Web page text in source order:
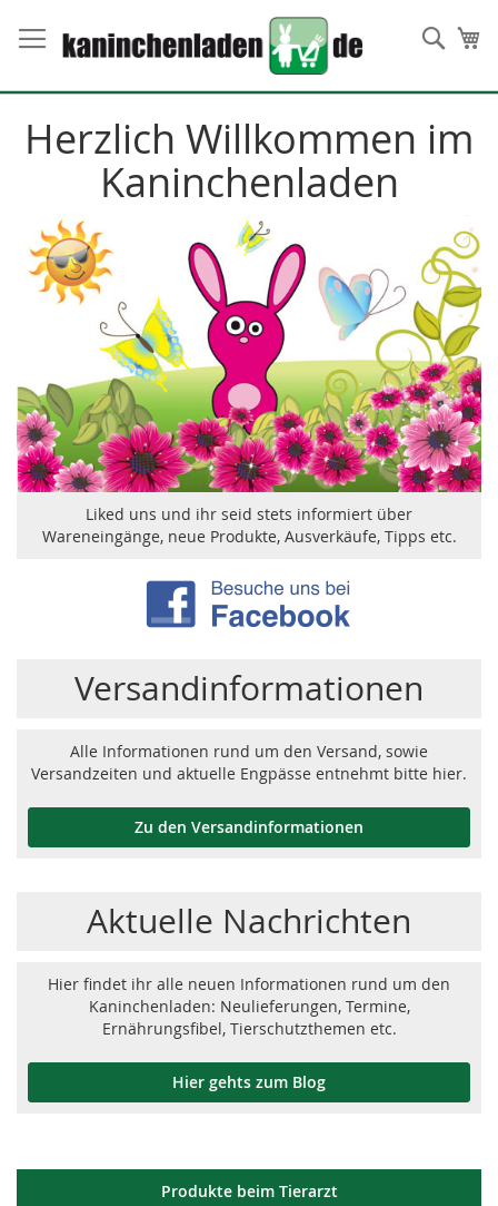
zum
Inhalt
Herzlich Willkommen im
Kaninchenladen
Liked uns und ihr seid stets informiert über
Wareneingänge, neue Produkte, Ausverkäufe, Tipps etc.
Versandinformationen
Alle Informationen rund um den Versand, sowie
Versandzeiten und aktuelle Engpässe entnehmt bitte hier.
Zu den Versandinformationen
Aktuelle Nachrichten
Hier findet ihr alle neuen Informationen rund um den
Kaninchenladen: Neulieferungen, Termine,
Ernährungsfibel, Tierschutzthemen etc.
Hier gehts zum Blog
Produkte beim Tierarzt